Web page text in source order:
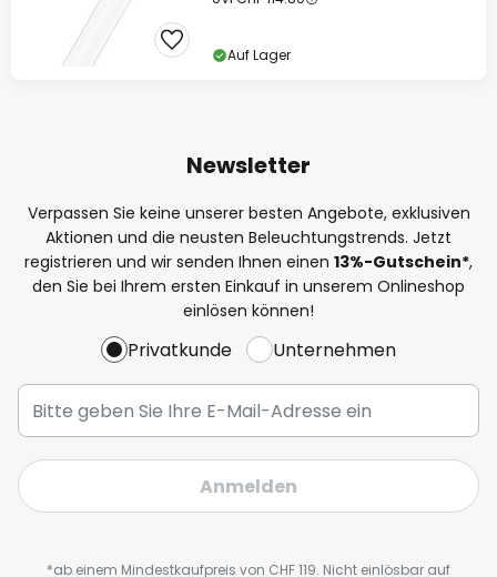
Auf Lager
Newsletter
Verpassen Sie keine unserer besten Angebote, exklusiven
Aktionen und die neusten Beleuchtungstrends. Jetzt
registrieren und wir senden Ihnen einen 13%-Gutschein*,
den Sie bei Ihrem ersten Einkauf in unserem Onlineshop
einlösen können!
Privatkunde Unternehmen
Anmelden
*ab einem Mindestkaufpreis von CHF 119. Nicht einlösbar auf